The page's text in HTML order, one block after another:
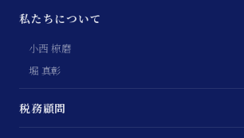
私たちについて
小西 椋磨
堀 真彰
税務顧問